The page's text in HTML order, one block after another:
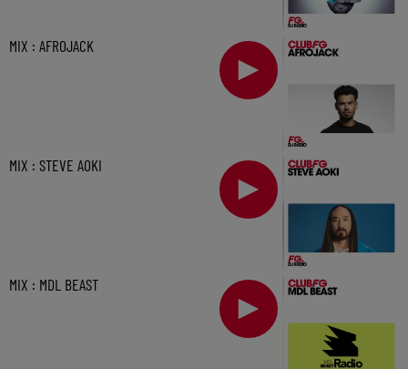
MIX : AFROJACK
MIX : STEVE AOKI
MIX : MDL BEAST